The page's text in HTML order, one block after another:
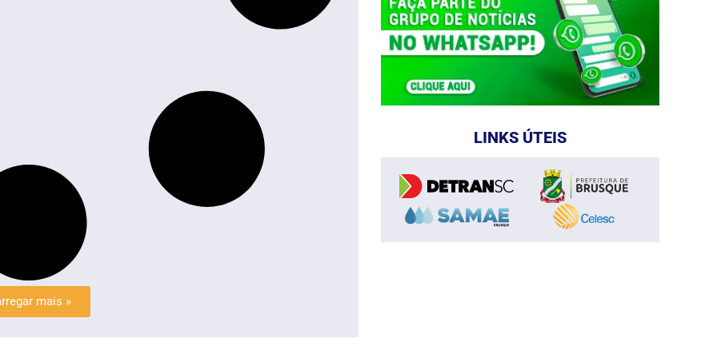
mais »
LINKS ÚTEIS